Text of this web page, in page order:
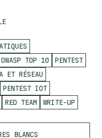
OWASP TOP 10
PENTEST
ET RÉSEAU
PENTEST IOT
RED TEAM WRITE-UP
BLANCS